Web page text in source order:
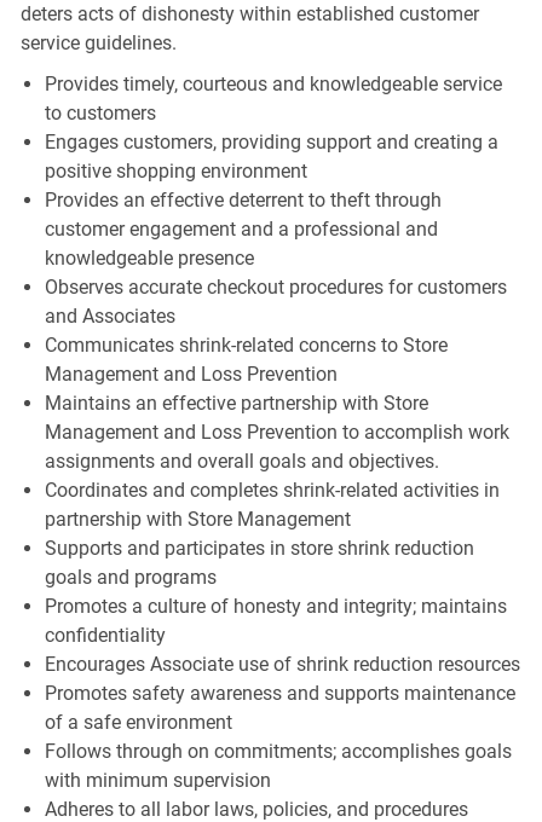
deters acts of dishonesty within established customer
service guidelines.
Provides timely, courteous and knowledgeable service
to customers
Engages customers, providing support and creating a
positive shopping environment
Provides an effective deterrent to theft through
customer engagement and a professional and
knowledgeable presence
Observes accurate checkout procedures for customers
and Associates
Communicates shrink-related concerns to Store
Management and Loss Prevention
Maintains an effective partnership with Store
Management and Loss Prevention to accomplish work
assignments and overall goals and objectives.
Coordinates and completes shrink-related activities in
partnership with Store Management
Supports and participates in store shrink reduction
goals and programs
Promotes a culture of honesty and integrity; maintains
confidentiality
Encourages Associate use of shrink reduction resources
Promotes safety awareness and supports maintenance
of a safe environment
Follows through on commitments; accomplishes goals
with minimum supervision
Adheres to all labor laws, policies, and procedures